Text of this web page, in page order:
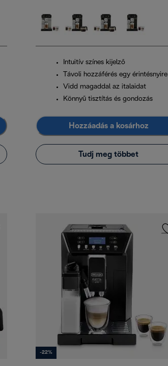
Intuitív színes kijelző
Távoli hozzáférés egy érintésnyire
Vidd magaddal az italaidat
Könnyű tisztítás és gondozás
Hozzáadás a kosárhoz
Tudj meg többet
-22%